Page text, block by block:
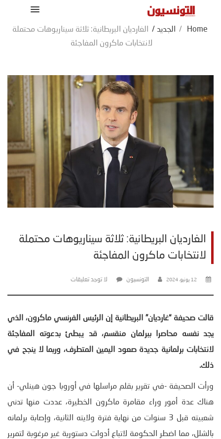
Home
/ الجديد /
الغارديان البريطانية: ثلاثة سيناريوهات محتملة
لانتخابات ماكرون المفاجئة
الغارديان البريطانية: ثلاثة سيناريوهات محتملة
لانتخابات ماكرون المفاجئة
12 يونيو، 2024 التونسيون لا توجد تعليقات
قالت صحيفة “غارديان” البريطانية إن الرئيس الفرنسي ماكرون، الذي
يجد نفسه محاصرا ببرلمان منقسم، قد يبطئ بدعوته المفاجئة
لانتخابات برلمانية جديدة صعود اليمين المتطرف، وربما لا ينجح في
ذلك.
ورأت الصحيفة -في تقرير بقلم مراسلها في أوروبا جون هينلي- أن
هناك عدة أمور وراء مقامرة ماكرون الخطيرة، عددت منها تدني
شعبيته قبل 3 سنوات من نهاية فترة ولايته الثانية، وإصابة برلمانه
بالشلل، مما اضطر الحكومة لاتباع أدوات دستورية غير مرغوبة لتمرير